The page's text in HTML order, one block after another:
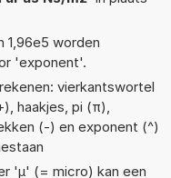
1,96e5 worden
'exponent'.
vierkantswortel
haakjes, pi (π),
(-) en exponent (^)
'µ' (= micro) kan een